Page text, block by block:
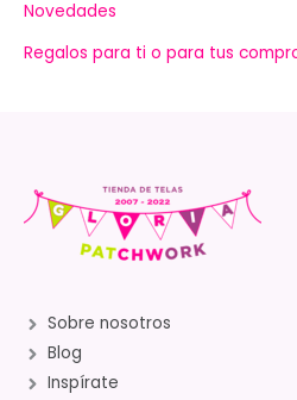
Novedades
Regalos para ti o para tus
Sobre nosotros
Blog
Inspírate